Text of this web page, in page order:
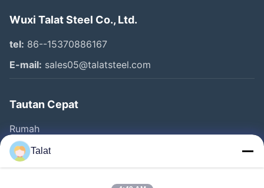
Wuxi Talat Steel Co., Ltd.
tel: 86--15370886167
E-mail: sales05@talatsteel.com
Tautan Cepat
Rumah
Produk
Tentang Kita
Talat